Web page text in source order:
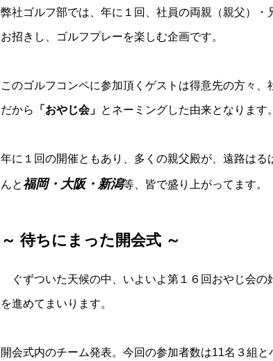
弊社ゴルフ部では、年に１回、社員の両親（親父）
お招きし、ゴルフプレーを楽しむ企画です。
このゴルフコンペに参加頂くゲストは得意先の方々、
だから 「おやじ会」 とネーミングした由来となります。
年に１回の開催ともあり、多くの親父殿が、遠路は
んと福岡・大阪・新潟等、皆で盛り上がってます。
～ 待ちにまった開会式 ～
ぐずついた天候の中、いよいよ第１６回おやじ会の
を進めてまいります。
開会式内のチーム発表。今回の参加者数は11名３組